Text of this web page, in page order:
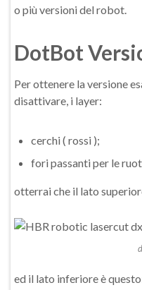
o più versioni del robot.
DotBot
Per ottenere la versione
disattivare, i layer:
cerchi ( rossi );
fori passanti per le
otterrai che il lato
ed il lato inferiore è